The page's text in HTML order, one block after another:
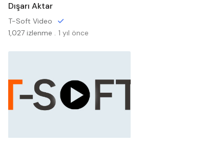
Dışarı Aktar
T-Soft Video
1,027 izlenme . 1 yıl önce